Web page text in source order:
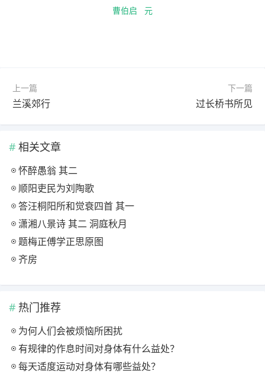
曹伯启 元
上一篇
兰溪郊行
下一篇
过长桥书所见
相关文章
怀醉愚翁 其二
顺阳吏民为刘陶歌
答汪桐阳所和觉衰四首 其一
潇湘八景诗 其二 洞庭秋月
题梅正傅学正思原图
齐房
热门推荐
为何人们会被烦恼所困扰
有规律的作息时间对身体有什么益处？
每天适度运动对身体有哪些益处？